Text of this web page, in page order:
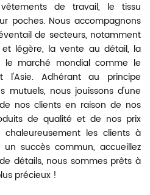
de travail, le tissu
poches. Nous accompagnons
de secteurs, notamment
légère, la vente au détail, la
le marché mondial comme le
l'Asie. Adhérant au principe
mutuels, nous jouissons d'une
nos clients en raison de nos
de qualité et de nos prix
chaleureusement les clients à
succès commun, accueillez
détails, nous sommes prêts à
précieux !